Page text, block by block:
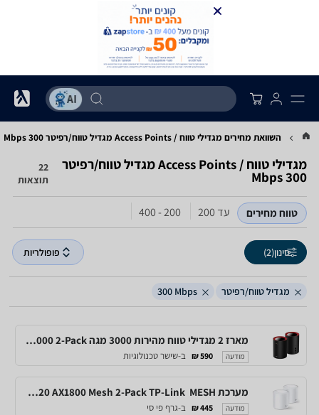
השוואת מחירים מגדילי טווח / Access Points ‏מגדיל טווח/רפיטר ‏300 ‏Mbps
מגדילי טווח / Access Points ‏מגדיל טווח/רפיטר
22
תוצאות
טווח מחירים עד 200 200 - 400
סינון(2) פופולריות
מגדיל טווח/רפיטר 300‎ Mbps
מארז 2 מגדילי טווח מהירות 3000 מגה CUDY M3000 2-Pack
מודעה 590 ₪ ב-שישר טכנולוגיות
מערכת MESH ‏ Deco X20 AX1800 Mesh 2-Pack TP-Link
מודעה 445 ₪ ב-גרף פי סי